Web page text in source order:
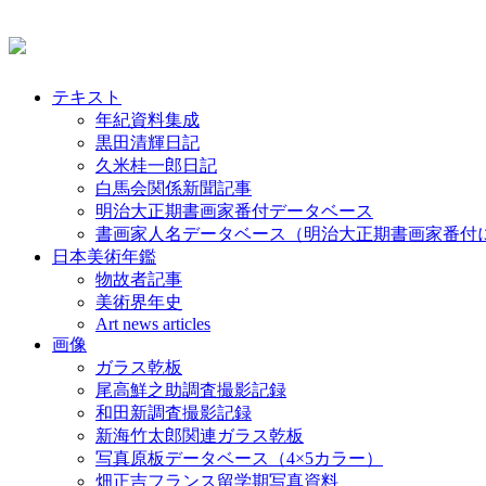
テキスト
年紀資料集成
黒田清輝日記
久米桂一郎日記
白馬会関係新聞記事
明治大正期書画家番付データベース
書画家人名データベース（明治大正期書画家番付
日本美術年鑑
物故者記事
美術界年史
Art news articles
画像
ガラス乾板
尾高鮮之助調査撮影記録
和田新調査撮影記録
新海竹太郎関連ガラス乾板
写真原板データベース（4×5カラー）
畑正吉フランス留学期写真資料